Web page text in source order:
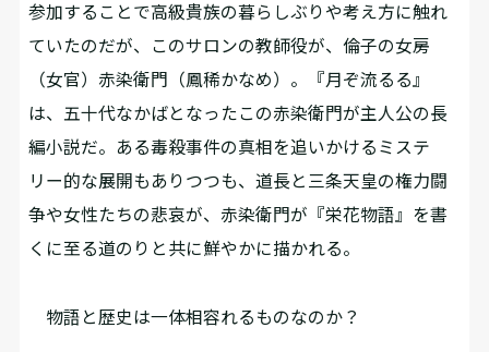
参加することで高級貴族の暮らしぶりや考え方に触れ
ていたのだが、このサロンの教師役が、倫子の女房
（女官）赤染衛門（鳳稀かなめ）。『月ぞ流るる』
は、五十代なかばとなったこの赤染衛門が主人公の長
編小説だ。ある毒殺事件の真相を追いかけるミステ
リー的な展開もありつつも、道長と三条天皇の権力闘
争や女性たちの悲哀が、赤染衛門が『栄花物語』を書
くに至る道のりと共に鮮やかに描かれる。
物語と歴史は一体相容れるものなのか？